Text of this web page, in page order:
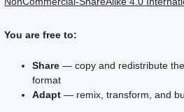
You are free to:
Share — copy and redistribute
format
Adapt — remix, transform, and